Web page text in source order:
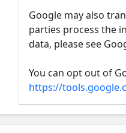
Google may also
parties process the
data, please see
You can opt out of
https://